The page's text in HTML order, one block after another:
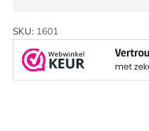
SKU: 1601